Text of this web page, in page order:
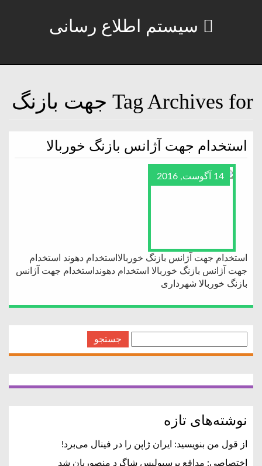
سیستم اطلاع رسانی
Tag Archives for جهت بازنگ
استخدام جهت آژانس بازنگ خوربالا
14 آگوست, 2016
استخدام جهت آژانس بازنگ خوربالااستخدام دهوند استخدام
جهت آژانس بازنگ خوربالا استخدام دهونداستخدام جهت آژانس
بازنگ خوربالا شهرداری
نوشته‌های تازه
از قول من بنویسید: ایران ژاپن را در فینال می‌برد!
اختصاصی: مدافع پرسپولیس شاگرد منصوریان شد